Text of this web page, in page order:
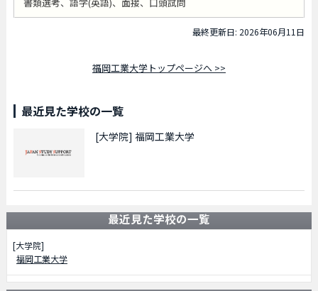
最終更新日: 2026年06月11日
福岡工業大学トップページへ >>
最近見た学校の一覧
[大学院] 福岡工業大学
最近見た学校の一覧
[大学院]
福岡工業大学